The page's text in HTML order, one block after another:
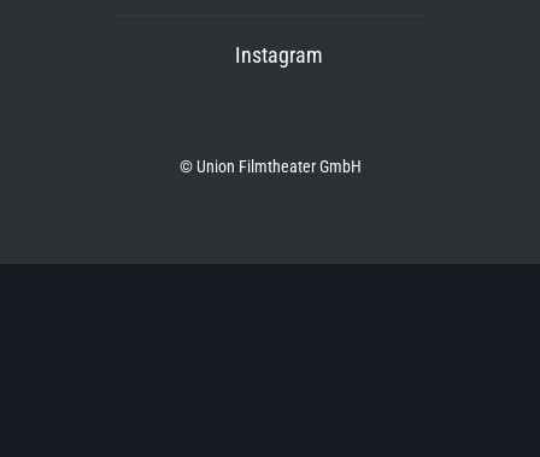
Instagram
© Union Filmtheater GmbH